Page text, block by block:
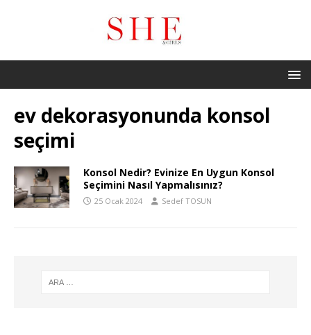
ev dekorasyonunda konsol
seçimi
Konsol Nedir? Evinize En Uygun Konsol
Seçimini Nasıl Yapmalısınız?
25 Ocak 2024 Sedef TOSUN